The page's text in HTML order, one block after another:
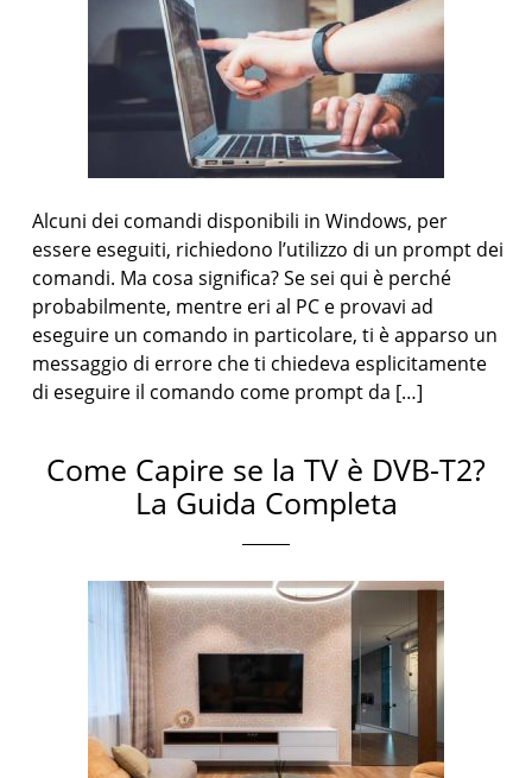
Alcuni dei comandi disponibili in Windows, per
essere eseguiti, richiedono l’utilizzo di un prompt dei
comandi. Ma cosa significa? Se sei qui è perché
probabilmente, mentre eri al PC e provavi ad
eseguire un comando in particolare, ti è apparso un
messaggio di errore che ti chiedeva esplicitamente
di eseguire il comando come prompt da […]
Come Capire se la TV è DVB-T2?
La Guida Completa